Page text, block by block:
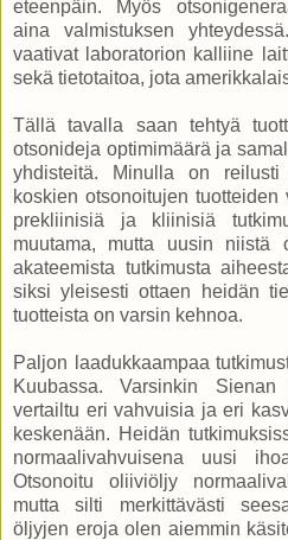
eteenpäin. Myös
aina valmistuksen
vaativat laboratorion kalliine
sekä tietotaitoa, jota
Tällä tavalla saan tehtyä
otsonideja optimimäärä ja
yhdisteitä. Minulla on
koskien otsonoitujen
prekliinisiä ja kliinisiä
muutama, mutta uusin niistä
akateemista tutkimusta
siksi yleisesti ottaen heidän
tuotteista on varsin kehnoa.
Paljon laadukkaampaa
Kuubassa. Varsinkin
vertailtu eri vahvuisia ja eri
keskenään. Heidän
normaalivahvuisena uusi
Otsonoitu oliiviöljy
mutta silti merkittävästi
öljyjen eroja olen aiemmin